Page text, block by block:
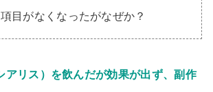
目がなくなったがなぜか？
アリス）を飲んだが効果が出ず、副作